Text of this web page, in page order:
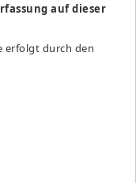
auf dieser
erfolgt durch den